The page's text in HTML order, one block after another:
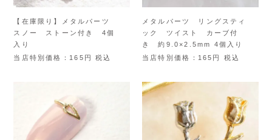
【在庫限り】メタルパーツ
スノー ストーン付き 4個
入り
当店特別価格
165 税込
メタルパーツ リングスティ
ック ツイスト カーブ付
き 約9.0×2.5mm 4個入り
当店特別価格
165 税込